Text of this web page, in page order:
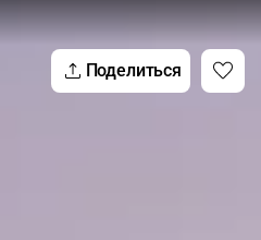
Поделиться